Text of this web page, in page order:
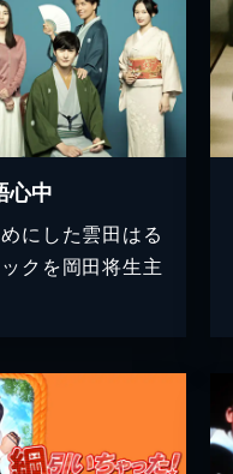
心中
にした雲田はる
クを岡田将生主